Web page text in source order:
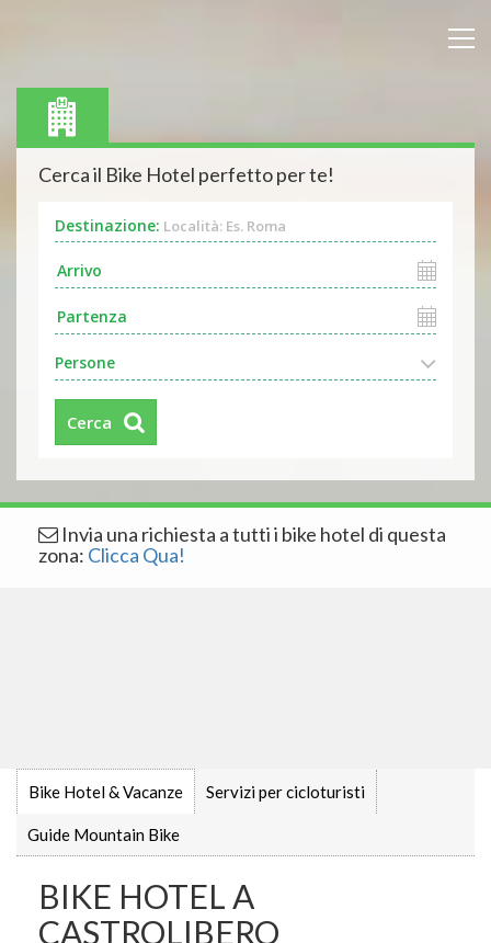
Cerca il Bike Hotel perfetto per te!
Destinazione: Località: Es. Roma
Persone
Cerca
Invia una richiesta a tutti i bike hotel di questa
zona: Clicca Qua!
Bike Hotel & Vacanze Servizi per cicloturisti
Guide Mountain Bike
BIKE HOTEL A
CASTROLIBERO